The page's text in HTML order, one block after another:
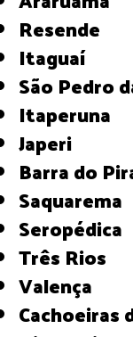
Resende
Itaguaí
São Pedro
Itaperuna
Japeri
Barra do
Saquarema
Seropédica
Três Rios
Valença
Cachoeiras